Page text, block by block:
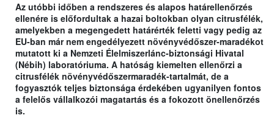
Az utóbbi időben a rendszeres és alapos határellenőrzés
ellenére is előfordultak a hazai boltokban olyan citrusfélék,
amelyekben a megengedett határérték feletti vagy pedig az
EU-ban már nem engedélyezett növényvédőszer-maradékot
mutatott ki a Nemzeti Élelmiszerlánc-biztonsági Hivatal
(Nébih) laboratóriuma. A hatóság kiemelten ellenőrzi a
citrusfélék növényvédőszermaradék-tartalmát, de a
fogyasztók teljes biztonsága érdekében ugyanilyen fontos
a felelős vállalkozói magatartás és a fokozott önellenőrzés
is.